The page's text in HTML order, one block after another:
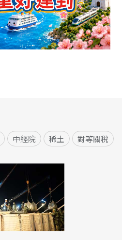
中經院 稀土 對等關稅